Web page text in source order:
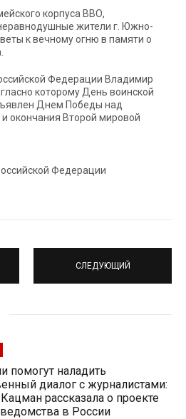
корпуса ВВО,
жители г. Южно-
к вечному огню в памяти о
Федерации Владимир
которому День воинской
Днем Победы над
окончания Второй мировой
Федерации
СЛЕДУЮЩИЙ
помогут наладить
диалог с журналистами:
рассказала о проекте
в России